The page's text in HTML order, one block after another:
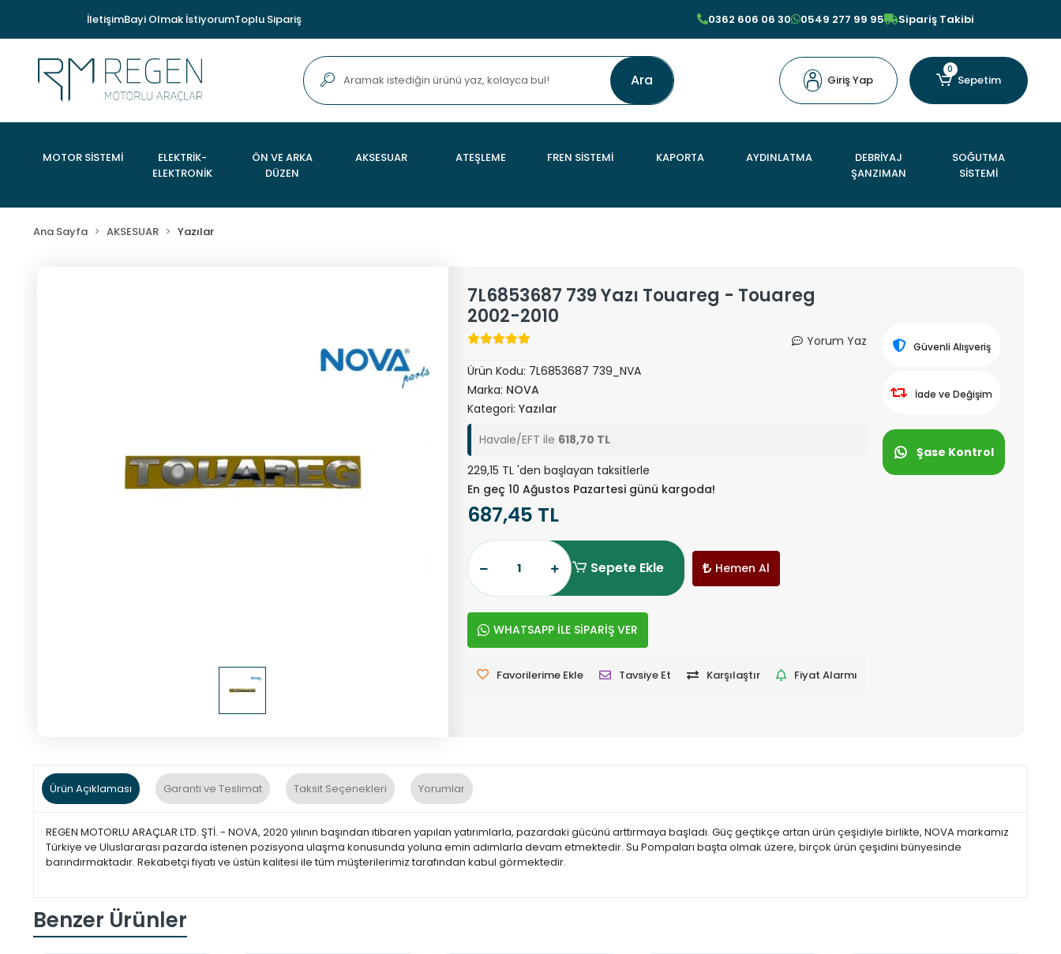
İletişimBayi Olmak İstiyorumToplu Sipariş 0362 606 06 30 0549 277 99 95 Sipariş Takibi
Ara Giriş Yap
0
Sepetim
MOTOR SİSTEMİ
ELEKTRİK-
ELEKTRONİK
ÖN VE ARKA
DÜZEN
AKSESUAR ATEŞLEME FREN SİSTEMİ KAPORTA AYDINLATMA
DEBRİYAJ
ŞANZIMAN
SOĞUTMA
SİSTEMİ
Ana Sayfa AKSESUAR Yazılar
7L6853687 739 Yazı Touareg - Touareg
2002-2010
Yorum Yaz
Ürün Kodu: 7L6853687 739_NVA
Marka: NOVA
Kategori: Yazılar
Havale/EFT ile 618,70 TL
229,15 TL 'den başlayan taksitlerle
En geç 10 Ağustos Pazartesi günü kargoda!
687,45 TL
Sepete Ekle Hemen Al
WHATSAPP İLE SİPARİŞ VER
Favorilerime Ekle Tavsiye Et Karşılaştır Fiyat Alarmı
Güvenli Alışveriş
İade ve Değişim
Şase Kontrol
Ürün Açıklaması Garanti ve Teslimat Taksit Seçenekleri Yorumlar
REGEN MOTORLU ARAÇLAR LTD. ŞTİ. - NOVA, 2020 yılının başından itibaren yapılan yatırımlarla, pazardaki gücünü arttırmaya başladı. Güç geçtikçe artan ürün çeşidiyle birlikte, NOVA markamız
Türkiye ve Uluslararası pazarda istenen pozisyona ulaşma konusunda yoluna emin adımlarla devam etmektedir. Su Pompaları başta olmak üzere, birçok ürün çeşidini bünyesinde
barındırmaktadır. Rekabetçi fiyatı ve üstün kalitesi ile tüm müşterilerimiz tarafından kabul görmektedir.
Benzer Ürünler